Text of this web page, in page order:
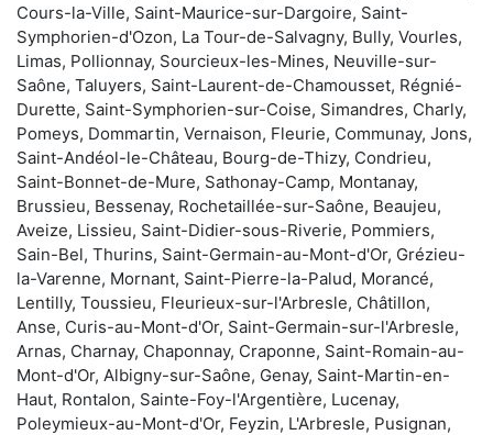
Cours-la-Ville, Saint-Maurice-sur-Dargoire, Saint-
Symphorien-d'Ozon, La Tour-de-Salvagny, Bully, Vourles,
Limas, Pollionnay, Sourcieux-les-Mines, Neuville-sur-
Saône, Taluyers, Saint-Laurent-de-Chamousset, Régnié-
Durette, Saint-Symphorien-sur-Coise, Simandres, Charly,
Pomeys, Dommartin, Vernaison, Fleurie, Communay, Jons,
Saint-Andéol-le-Château, Bourg-de-Thizy, Condrieu,
Saint-Bonnet-de-Mure, Sathonay-Camp, Montanay,
Brussieu, Bessenay, Rochetaillée-sur-Saône, Beaujeu,
Aveize, Lissieu, Saint-Didier-sous-Riverie, Pommiers,
Sain-Bel, Thurins, Saint-Germain-au-Mont-d'Or, Grézieu-
la-Varenne, Mornant, Saint-Pierre-la-Palud, Morancé,
Lentilly, Toussieu, Fleurieux-sur-l'Arbresle, Châtillon,
Anse, Curis-au-Mont-d'Or, Saint-Germain-sur-l'Arbresle,
Arnas, Charnay, Chaponnay, Craponne, Saint-Romain-au-
Mont-d'Or, Albigny-sur-Saône, Genay, Saint-Martin-en-
Haut, Rontalon, Sainte-Foy-l'Argentière, Lucenay,
Poleymieux-au-Mont-d'Or, Feyzin, L'Arbresle, Pusignan,